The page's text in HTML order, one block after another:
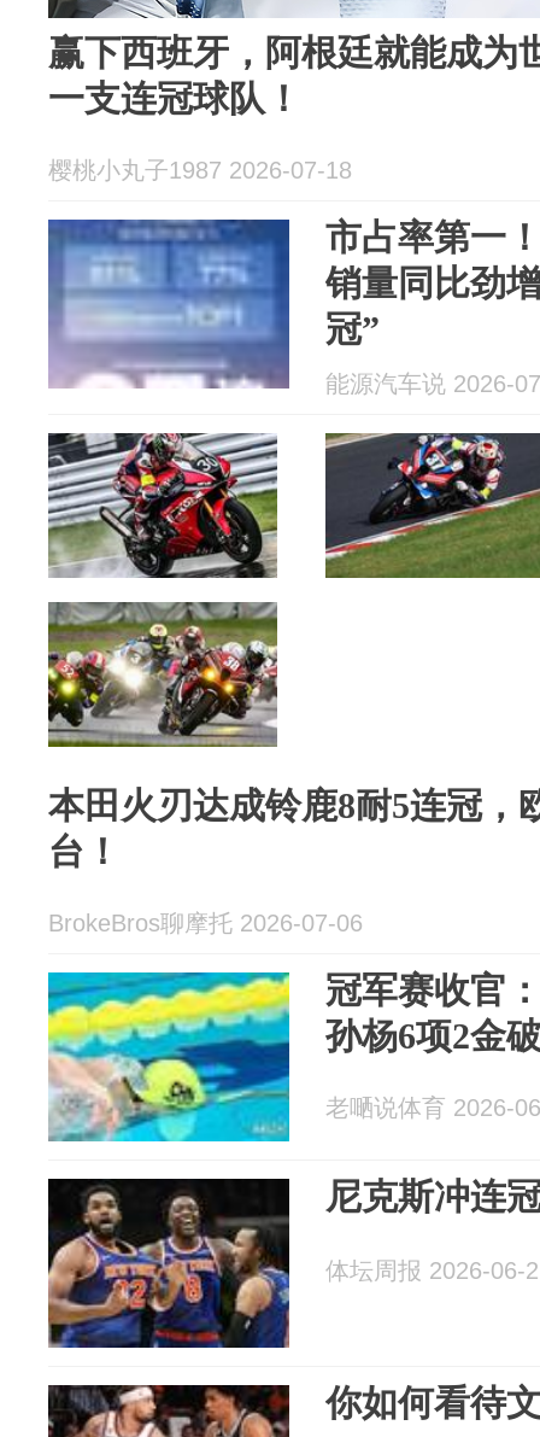
赢下西班牙，阿根廷就能成为
一支连冠球队！
樱桃小丸子1987 2026-07-18
市占率第一
销量同比劲
冠”
能源汽车说 2026-
本田火刃达成铃鹿8耐5连冠，
台！
BrokeBros聊摩托 2026-07-06
冠军赛收官
孙杨6项2金
老嗮说体育 2026-
尼克斯冲连
体坛周报 2026-06-
你如何看待